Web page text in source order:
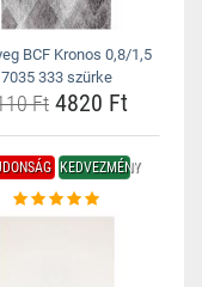
BCF Kronos 0,8/1,5
7035 333 szürke
Ft 4820 Ft
KEDVEZMÉNY